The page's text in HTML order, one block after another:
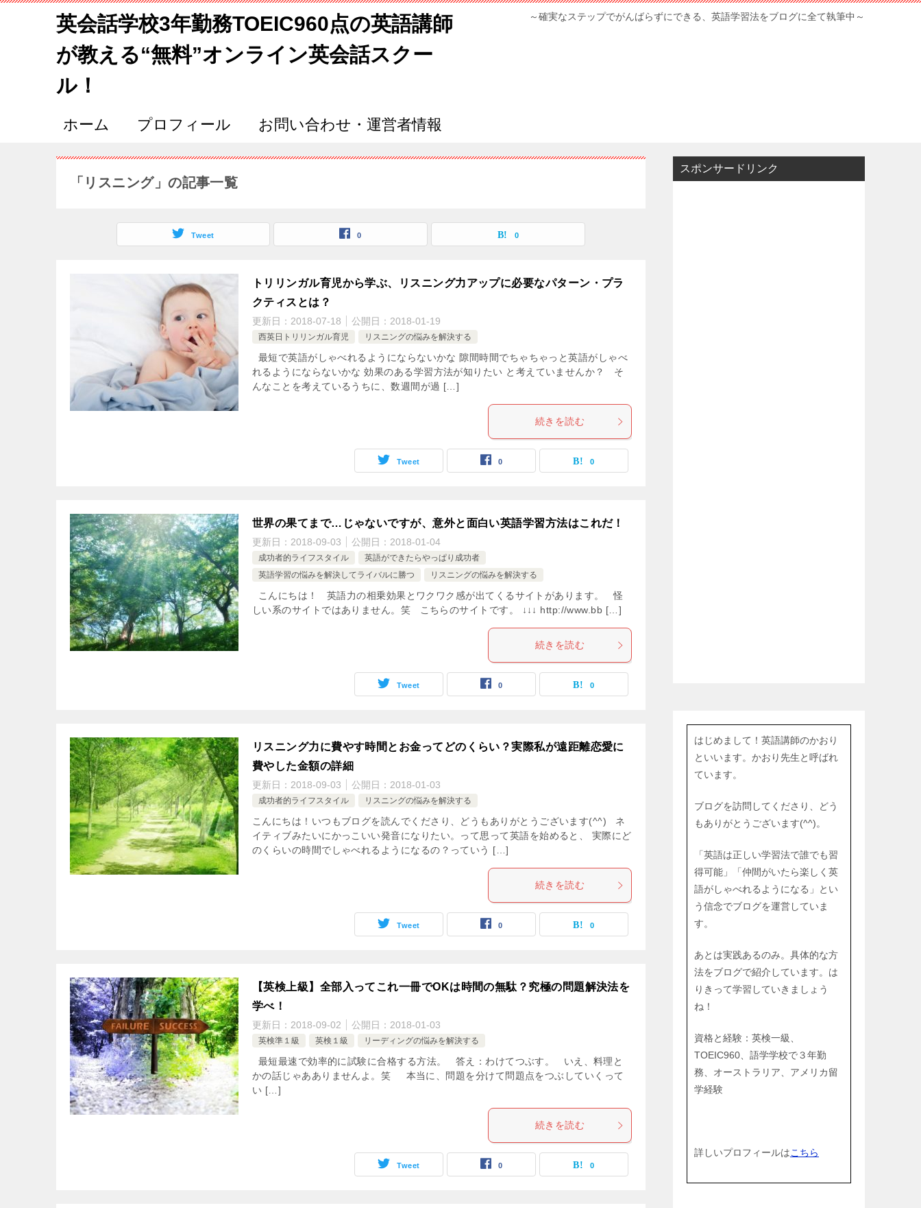
英会話学校3年勤務TOEIC960点の英語講師
が教える“無料”オンライン英会話スクー
ル！
～確実なステップでがんばらずにできる、英語学習法をブログに全て執筆中～
ホーム プロフィール お問い合わせ・運営者情報
「リスニング」の記事一覧
Tweet 0 0
トリリンガル育児から学ぶ、リスニング力アップに必要なパターン・プラ
クティスとは？
更新日： 2018-07-18 公開日： 2018-01-19
西英日トリリンガル育児 リスニングの悩みを解決する
最短で英語がしゃべれるようにならないかな 隙間時間でちゃちゃっと英語がしゃべ
れるようにならないかな 効果のある学習方法が知りたい と考えていませんか？ そ
んなことを考えているうちに、数週間が過 […]
続きを読む
Tweet 0 0
世界の果てまで…じゃないですが、意外と面白い英語学習方法はこれだ！
更新日： 2018-09-03 公開日： 2018-01-04
成功者的ライフスタイル
英語ができたらやっぱり成功者
英語学習の悩みを解決してライバルに勝つ
リスニングの悩みを解決する
こんにちは！ 英語力の相乗効果とワクワク感が出てくるサイトがあります。 怪
しい系のサイトではありません。笑 こちらのサイトです。 ↓↓↓ http://www.bb […]
続きを読む
Tweet 0 0
リスニング力に費やす時間とお金ってどのくらい？実際私が遠距離恋愛に
費やした金額の詳細
更新日： 2018-09-03 公開日： 2018-01-03
成功者的ライフスタイル リスニングの悩みを解決する
こんにちは！いつもブログを読んでくださり、どうもありがとうございます(^^) ネ
イティブみたいにかっこいい発音になりたい。って思って英語を始めると、 実際にど
のくらいの時間でしゃべれるようになるの？っていう […]
続きを読む
Tweet 0 0
【英検上級】全部入ってこれ一冊でOKは時間の無駄？究極の問題解決法を
学べ！
更新日： 2018-09-02 公開日： 2018-01-03
英検準１級 英検１級 リーディングの悩みを解決する
最短最速で効率的に試験に合格する方法。 答え：わけてつぶす。 いえ、料理と
かの話じゃあありませんよ。笑 本当に、問題を分けて問題点をつぶしていくって
い […]
続きを読む
Tweet 0 0
スポンサードリンク
はじめまして！英語講師のかおり
といいます。かおり先生と呼ばれ
ています。
ブログを訪問してくださり、どう
もありがとうございます(^^)。
「英語は正しい学習法で誰でも習
得可能」「仲間がいたら楽しく英
語がしゃべれるようになる」とい
う信念でブログを運営していま
す。
あとは実践あるのみ。具体的な方
法をブログで紹介しています。は
りきって学習していきましょう
ね！
資格と経験：英検一級、
TOEIC960、語学学校で３年勤
務、オーストラリア、アメリカ留
学経験
詳しいプロフィールはこちら